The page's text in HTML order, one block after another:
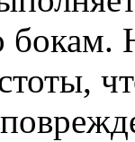
бокам.